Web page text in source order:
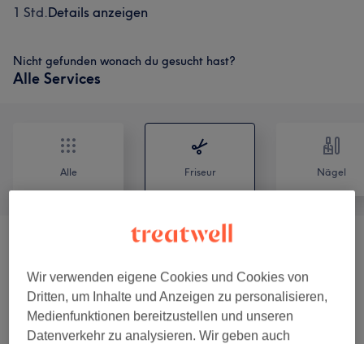
1 Std.Details anzeigen
Nicht gefunden wonach du gesucht hast?
Alle Services
Alle Friseur Nägel
Damen - Haarschnitte & Stylings ( 4 )
Damen - Farbe & Coloration ( ab 120 €
Herren - Haarschnitte & Stylings ( ab 20 €
Wir verwenden eigene Cookies und Cookies von
Dritten, um Inhalte und Anzeigen zu personalisieren,
Medienfunktionen bereitzustellen und unseren
Datenverkehr zu analysieren. Wir geben auch